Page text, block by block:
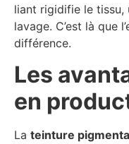
liant rigidifie le tissu,
lavage. C’est là que
différence.
Les
en
La teinture